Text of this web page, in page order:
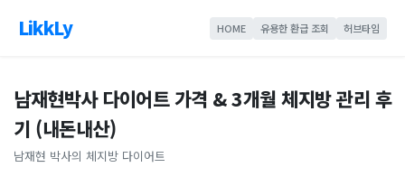
LikkLy HOME 유용한 환급 조회 허브타임
남재현박사 다이어트 가격 & 3개월 체지방 관리 후
기 (내돈내산)
남재현 박사의 체지방 다이어트